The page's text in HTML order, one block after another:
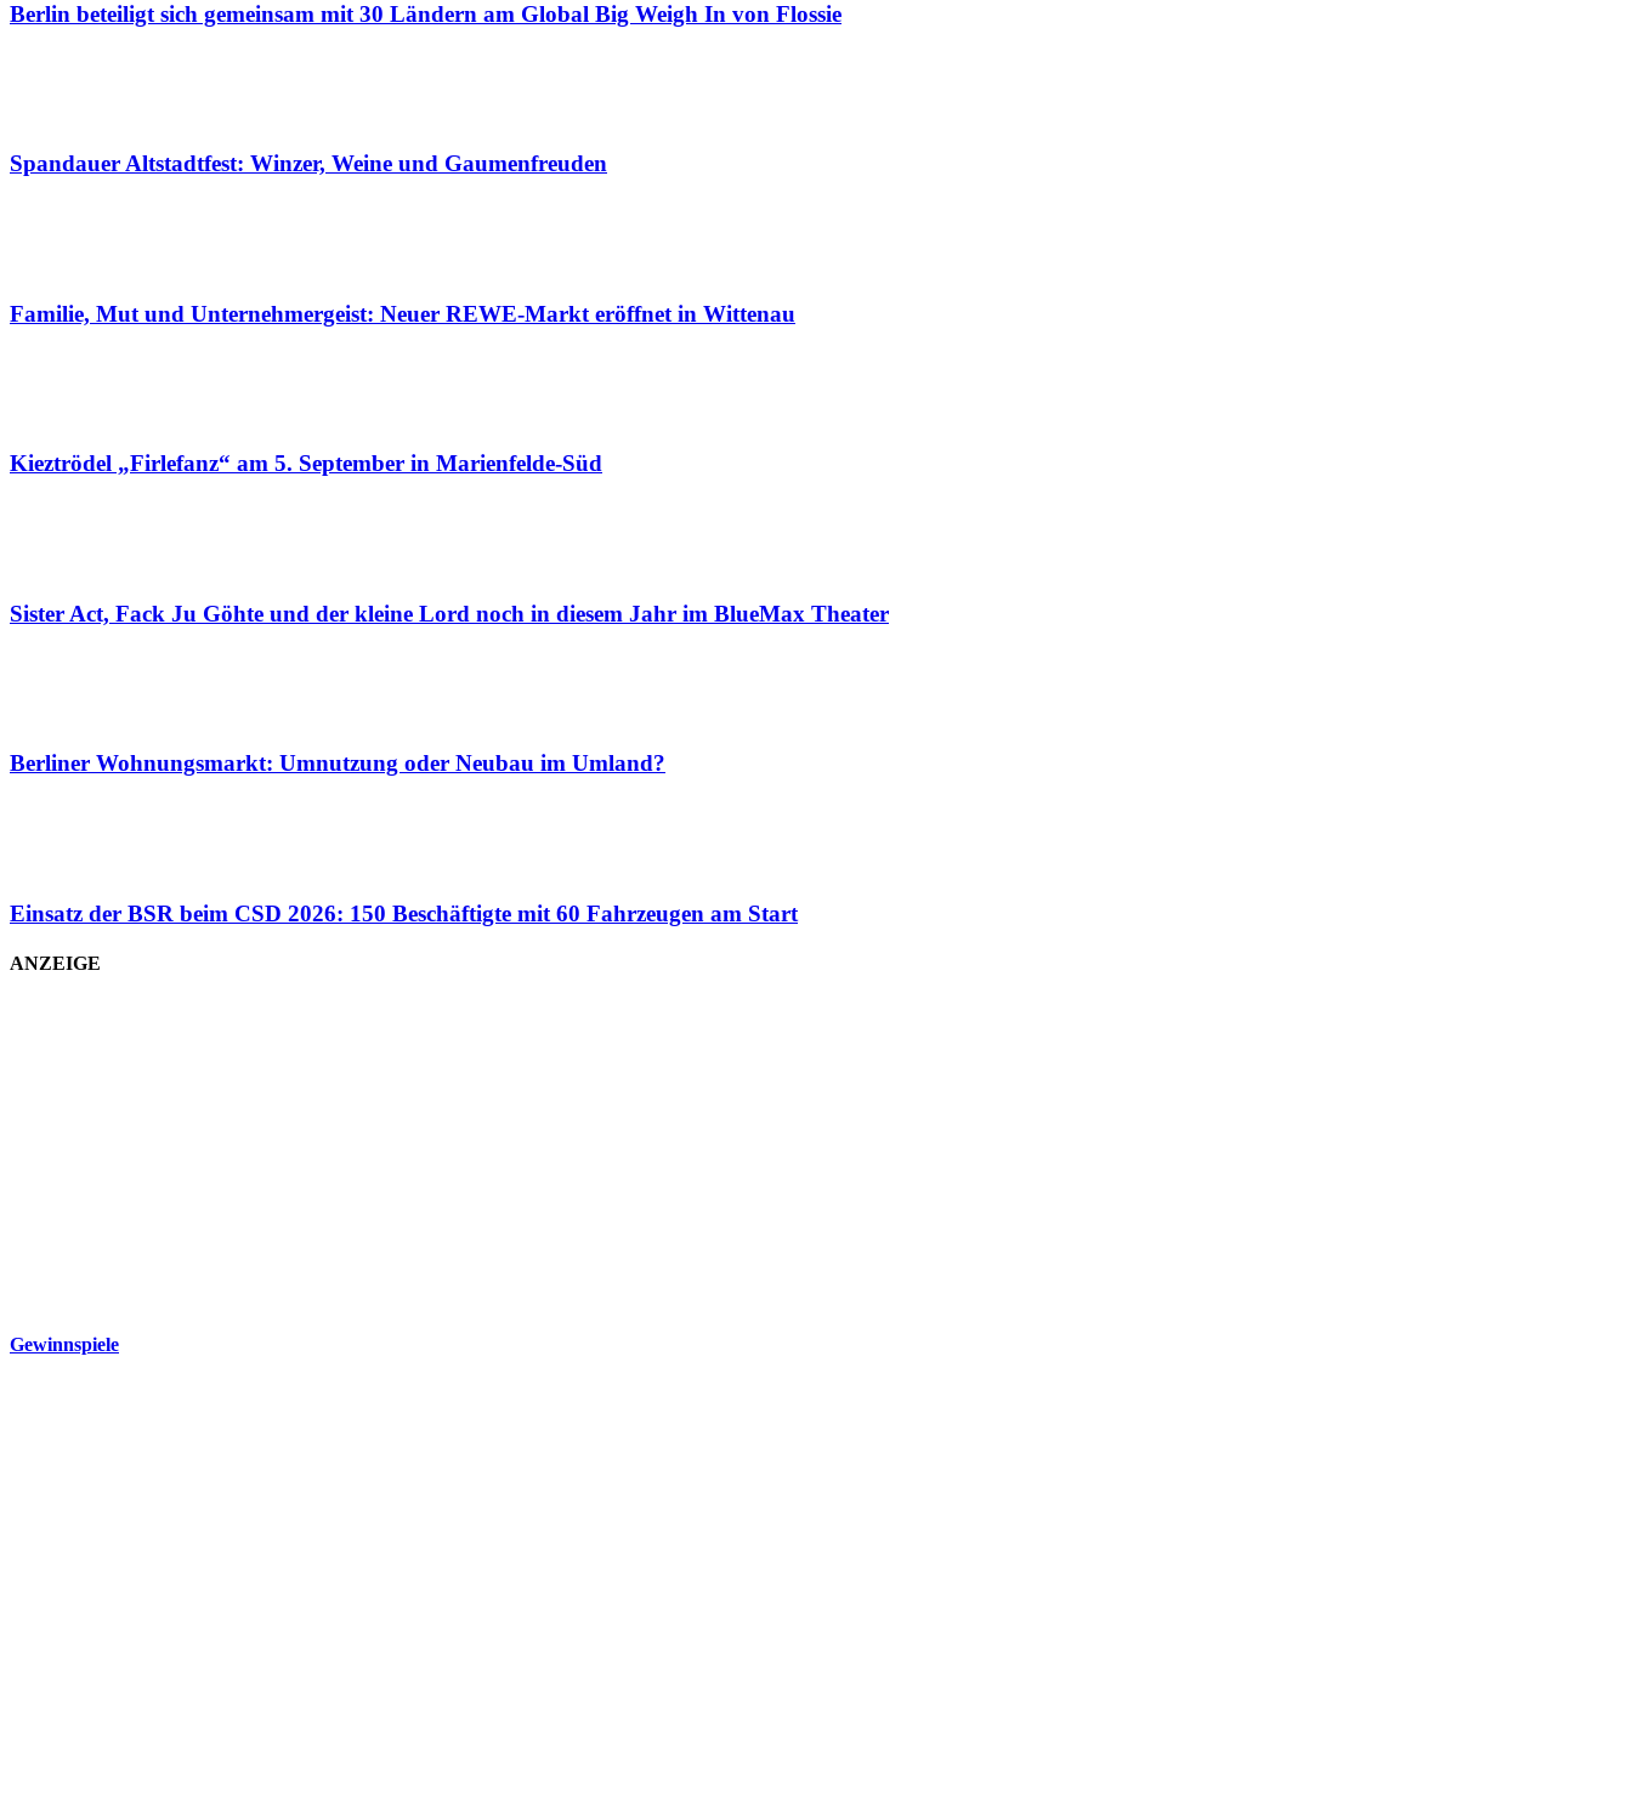
Berlin beteiligt sich gemeinsam mit 30 Ländern am Global Big Weigh In von Flossie
Spandauer Altstadtfest: Winzer, Weine und Gaumenfreuden
Familie, Mut und Unternehmergeist: Neuer REWE-Markt eröffnet in Wittenau
Kieztrödel „Firlefanz“ am 5. September in Marienfelde-Süd
Sister Act, Fack Ju Göhte und der kleine Lord noch in diesem Jahr im BlueMax Theater
Berliner Wohnungsmarkt: Umnutzung oder Neubau im Umland?
Einsatz der BSR beim CSD 2026: 150 Beschäftigte mit 60 Fahrzeugen am Start
ANZEIGE
Gewinnspiele